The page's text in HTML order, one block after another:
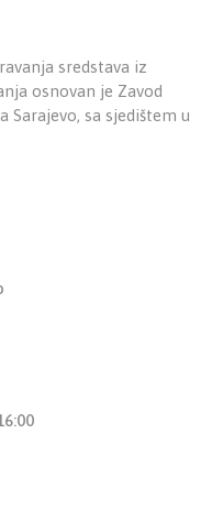
sredstava iz
osnovan je Zavod
Sarajevo, sa sjedištem u